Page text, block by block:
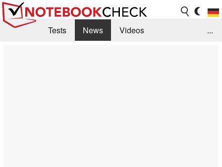
Tests News
Videos
...